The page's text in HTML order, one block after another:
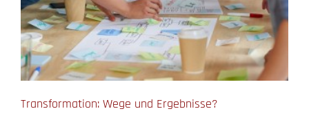
Transformation: Wege und Ergebnisse?